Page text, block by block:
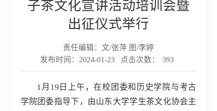
子茶文化宣讲活动培训会暨
出征仪式举行
责任编辑：文/张萍 图/李婷
发布时间：2024-01-23
点击次数： 393
1月19日上午，在校团委和历史学院与考古
学院团委指导下，由山东大学学生茶文化协会主